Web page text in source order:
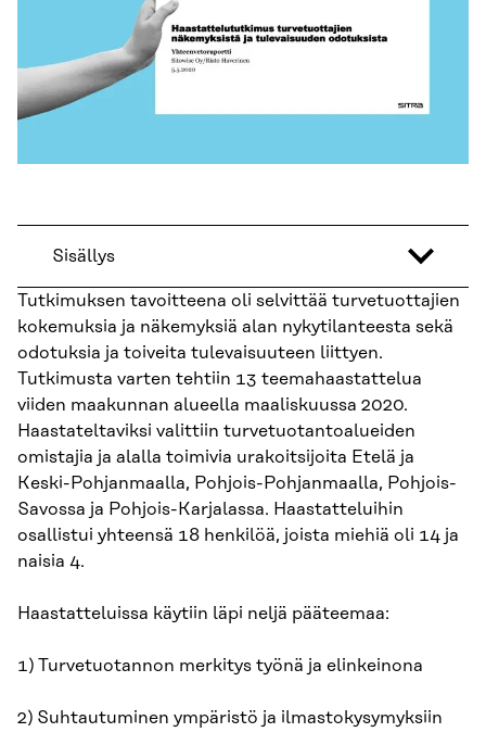
Sisällys
Tutkimuksen tavoitteena oli selvittää turvetuottajien
kokemuksia ja näkemyksiä alan nykytilanteesta sekä
odotuksia ja toiveita tulevaisuuteen liittyen.
Tutkimusta varten tehtiin 13 teemahaastattelua
viiden maakunnan alueella maaliskuussa 2020.
Haastateltaviksi valittiin turvetuotantoalueiden
omistajia ja alalla toimivia urakoitsijoita Etelä ja
Keski-Pohjanmaalla, Pohjois-Pohjanmaalla, Pohjois-
Savossa ja Pohjois-Karjalassa. Haastatteluihin
osallistui yhteensä 18 henkilöä, joista miehiä oli 14 ja
naisia 4.
Haastatteluissa käytiin läpi neljä pääteemaa:
1) Turvetuotannon merkitys työnä ja elinkeinona
2) Suhtautuminen ympäristö ja ilmastokysymyksiin